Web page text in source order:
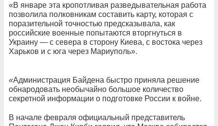
«В январе эта кропотливая разведывательная работа
позволила полковникам составить карту, которая с
поразительной точностью предсказывала, как
российские военные попытаются вторгнуться в
Украину — с севера в сторону Киева, с востока через
Харьков и с юга через Мариуполь».
«Администрация Байдена быстро приняла решение
обнародовать необычайно большое количество
секретной информации о подготовке России к войне.
В начале февраля официальный представитель